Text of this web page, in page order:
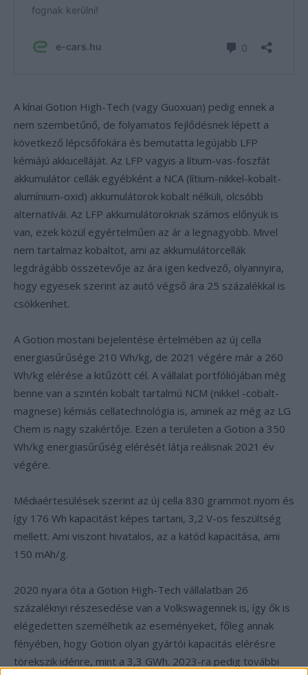
A kínai Gotion High-Tech (vagy Guoxuan) pedig ennek a
nem szembetűnő, de folyamatos fejlődésnek lépett a
következő lépcsőfokára és bemutatta legújabb LFP
kémiájú akkucelláját. Az LFP vagyis a lítium-vas-foszfát
akkumulátor cellák egyébként a NCA (lítium-nikkel-kobalt-
alumínium-oxid) akkumulátorok kobalt nélküli, olcsóbb
alternatívái. Az LFP akkumulátoroknak számos előnyük is
van, ezek közül egyértelműen az ár a legnagyobb. Mivel
nem tartalmaz kobaltot, ami az akkumulátorcellák
legdrágább összetevője az ára igen kedvező, olyannyira,
hogy egyesek szerint az autó végső ára 25 százalékkal is
csökkenhet.
A Gotion mostani bejelentése értelmében az új cella
energiasűrűsége 210 Wh/kg, de 2021 végére már a 260
Wh/kg elérése a kitűzött cél. A vállalat portfóliójában még
benne van a szintén kobalt tartalmú NCM (nikkel -cobalt-
magnese) kémiás cellatechnológia is, aminek az még az LG
Chem is nagy szakértője. Ezen a területen a Gotion a 350
Wh/kg energiasűrűség elérését látja reálisnak 2021 év
végére.
Médiaértesülések szerint az új cella 830 grammot nyom és
így 176 Wh kapacitást képes tartani, 3,2 V-os feszültség
mellett. Ami viszont hivatalos, az a katód kapacitása, ami
150 mAh/g.
2020 nyara óta a Gotion High-Tech vállalatban 26
százaléknyi részesedése van a Volkswagennek is, így ők is
elégedetten személhetik az eseményeket, főleg annak
fényében, hogy Gotion olyan gyártói kapacitás elérésre
törekszik idénre, mint a 3,3 GWh. 2023-ra pedig további